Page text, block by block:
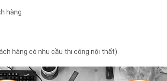
hàng
hàng có nhu cầu thi công nội thất)